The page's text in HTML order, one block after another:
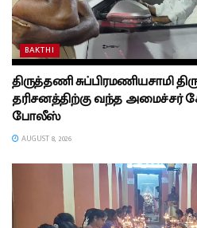
BAKTHI
திருத்தணி சுப்பிரமணியசாமி
தரிசனத்திற்கு வந்த அமைச்சர்
போலீஸ்
AUGUST 8, 2026